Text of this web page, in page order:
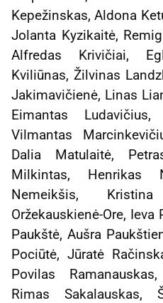
Kepežinskas, Aldona
Jolanta Kyzikaitė,
Alfredas Krivičiai,
Kviliūnas, Žilvinas
Jakimavičienė, Linas
Eimantas Ludavičius,
Vilmantas
Dalia Matulaitė,
Milkintas, Henrikas
Nemeikšis,
Oržekauskienė-Ore,
Paukštė, Aušra
Pociūtė, Jūratė
Povilas
Rimas Sakalauskas,